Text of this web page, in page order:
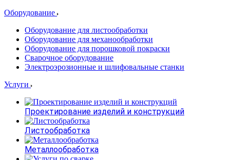
Оборудование
Оборудование для листообработки
Оборудование для механообработки
Оборудование для порошковой покраски
Сварочное оборудование
Электроэрозионные и шлифовальные станки
Услуги
Проектирование изделий и конструкций
Листообработка
Металлообработка